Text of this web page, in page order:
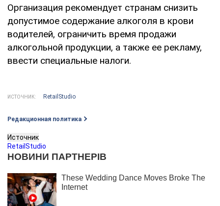
Организация рекомендует странам снизить
допустимое содержание алкоголя в крови
водителей, ограничить время продажи
алкогольной продукции, а также ее рекламу,
ввести специальные налоги.
ИСТОЧНИК: RetailStudio
Редакционная политика
Источник
RetailStudio